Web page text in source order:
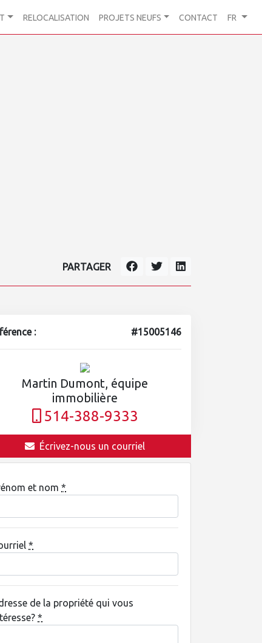
RELOCALISATION PROJETS NEUFS CONTACT FR
PARTAGER
: #15005146
Martin Dumont, équipe
immobilière
514-388-9333
Écrivez-nous un courriel
et nom *
*
de la propriété qui vous
*